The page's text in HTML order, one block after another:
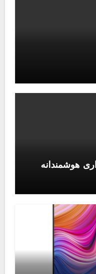
هوشمندانه